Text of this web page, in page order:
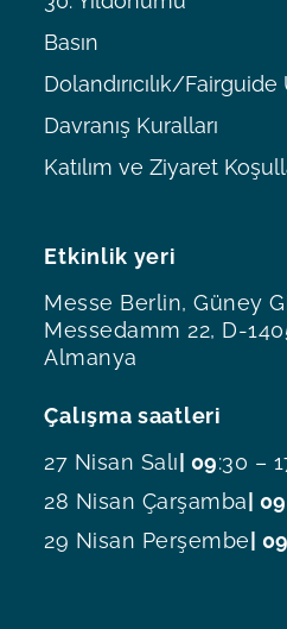
Etkinlik yeri
Messe Berlin, Güney
Messedamm 22, D-
Almanya
Çalışma saatleri
27 Nisan Salı| 09:30 –
28 Nisan Çarşamba| 09
29 Nisan Perşembe| 09
Basın
Dolandırıcılık/Fairguide
Davranış Kuralları
Katılım ve Ziyaret